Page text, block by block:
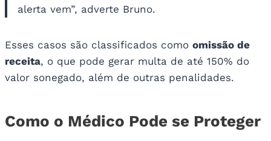
alerta vem”, adverte Bruno.
Esses casos são classificados como omissão de
receita, o que pode gerar multa de até 150% do
valor sonegado, além de outras penalidades.
Como o Médico Pode se Proteger